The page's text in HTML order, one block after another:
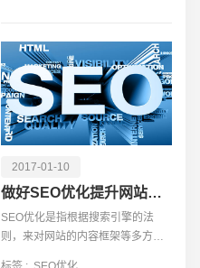
2017-01-10
做好SEO优化提升网站排名的方法
SEO优化是指根据搜索引擎的法
则，来对网站的内容框架等多方面